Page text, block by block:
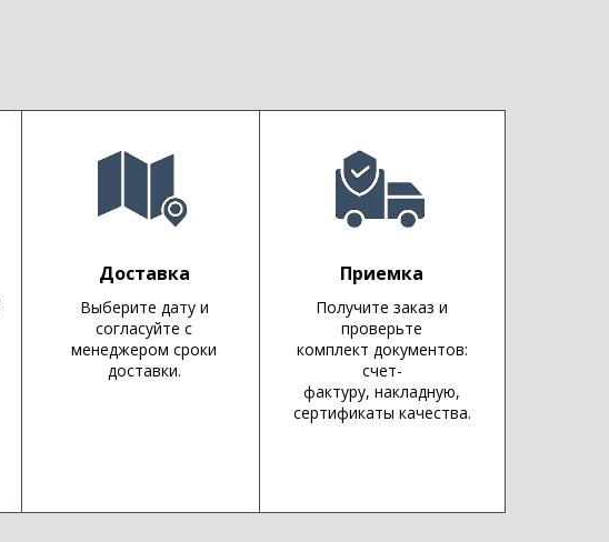
Доставка
Выберите дату и
согласуйте с
менеджером сроки
доставки.
Приемка
Получите заказ и
проверьте
комплект документов:
счет-
фактуру, накладную,
сертификаты качества.